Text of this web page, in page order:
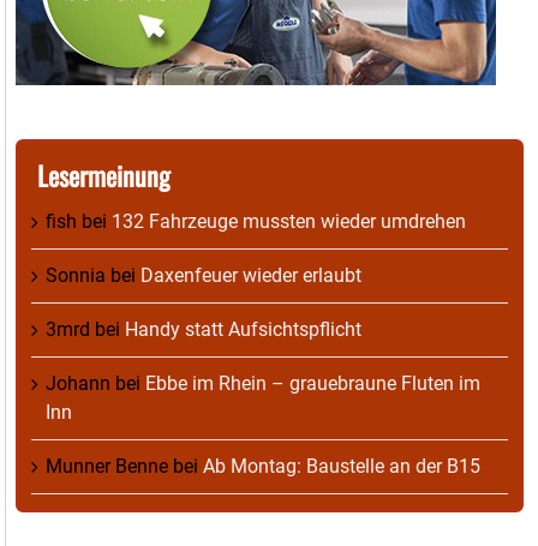
Lesermeinung
fish bei 132 Fahrzeuge mussten wieder umdrehen
Sonnia bei Daxenfeuer wieder erlaubt
3mrd bei Handy statt Aufsichtspflicht
Johann bei Ebbe im Rhein – grauebraune Fluten im
Inn
Munner Benne bei Ab Montag: Baustelle an der B15